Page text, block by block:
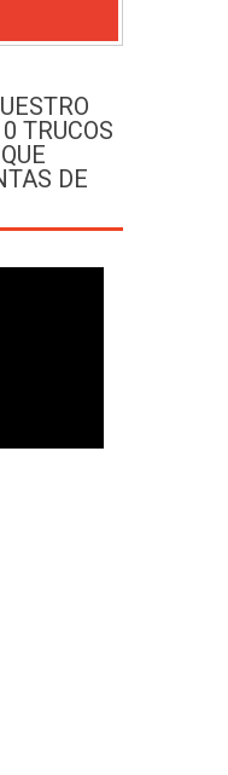
TRUCOS
DE